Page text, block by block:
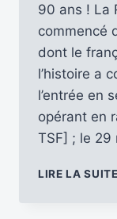
90 ans ! La
commencé
dont le
l’histoire a
l’entrée en
opérant en
TSF] ; le 29
LIRE LA SUITE